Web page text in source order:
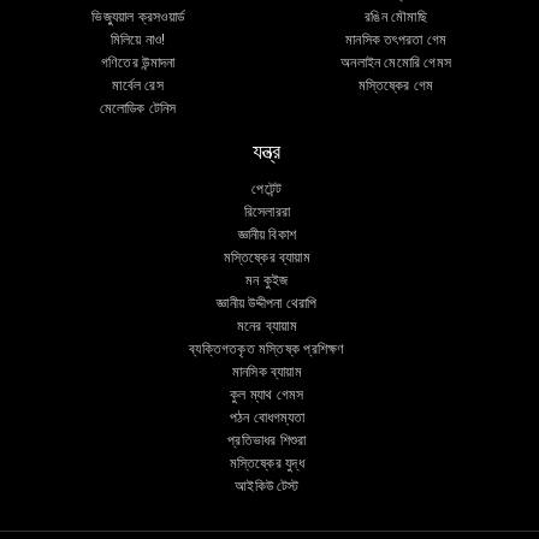
ভিজ্যুয়াল ক্রসওয়ার্ড
মিলিয়ে নাও!
গণিতের উন্মাদনা
মার্বেল রেস
মেলোডিক টেনিস
রঙিন মৌমাছি
মানসিক তৎপরতা গেম
অনলাইন মেমোরি গেমস
মস্তিষ্কের গেম
যন্ত্র
পেটেন্ট
রিসেলাররা
জ্ঞানীয় বিকাশ
মস্তিষ্কের ব্যায়াম
মন কুইজ
জ্ঞানীয় উদ্দীপনা থেরাপি
মনের ব্যায়াম
ব্যক্তিগতকৃত মস্তিষ্ক প্রশিক্ষণ
মানসিক ব্যায়াম
কুল ম্যাথ গেমস
পঠন বোধগম্যতা
প্রতিভাধর শিশুরা
মস্তিষ্কের যুদ্ধ
আইকিউ টেস্ট